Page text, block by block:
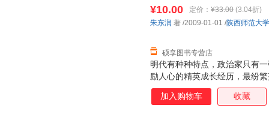
明代有种种特点，政治家只有
励人心的精英成长经历，最纷
典之作，学术大师朱东润巨制。
¥10.00 定价： ¥33.00 (3.04折)
硕享图书专营店
朱东润 著 /2009-01-01 /陕西师范大
加入购物车 收藏